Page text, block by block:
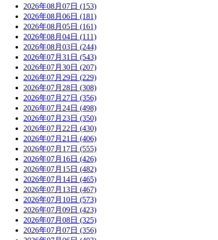
2026年08月07日 (153)
2026年08月06日 (181)
2026年08月05日 (161)
2026年08月04日 (111)
2026年08月03日 (244)
2026年07月31日 (543)
2026年07月30日 (207)
2026年07月29日 (229)
2026年07月28日 (308)
2026年07月27日 (356)
2026年07月24日 (498)
2026年07月23日 (350)
2026年07月22日 (430)
2026年07月21日 (406)
2026年07月17日 (555)
2026年07月16日 (426)
2026年07月15日 (482)
2026年07月14日 (465)
2026年07月13日 (467)
2026年07月10日 (573)
2026年07月09日 (423)
2026年07月08日 (325)
2026年07月07日 (356)